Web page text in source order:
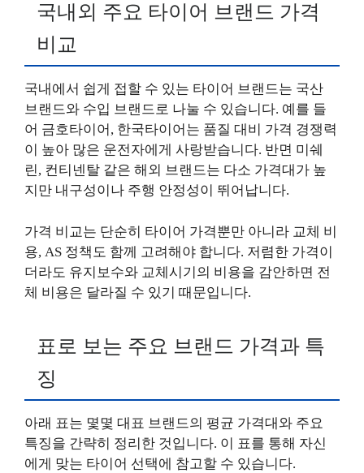
국내외 주요 타이어 브랜드 가격
비교
국내에서 쉽게 접할 수 있는 타이어 브랜드는 국산
브랜드와 수입 브랜드로 나눌 수 있습니다. 예를 들
어 금호타이어, 한국타이어는 품질 대비 가격 경쟁력
이 높아 많은 운전자에게 사랑받습니다. 반면 미쉐
린, 컨티넨탈 같은 해외 브랜드는 다소 가격대가 높
지만 내구성이나 주행 안정성이 뛰어납니다.
가격 비교는 단순히 타이어 가격뿐만 아니라 교체 비
용, AS 정책도 함께 고려해야 합니다. 저렴한 가격이
더라도 유지보수와 교체시기의 비용을 감안하면 전
체 비용은 달라질 수 있기 때문입니다.
표로 보는 주요 브랜드 가격과 특
징
아래 표는 몇몇 대표 브랜드의 평균 가격대와 주요
특징을 간략히 정리한 것입니다. 이 표를 통해 자신
에게 맞는 타이어 선택에 참고할 수 있습니다.